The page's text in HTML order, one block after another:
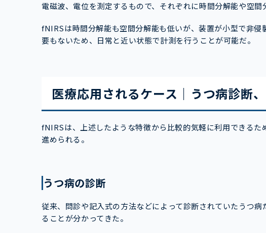
電磁波、電位を測定するもので、それぞれに時間分解能や空間
fNIRSは時間分解能も空間分解能も低いが、装置が小型で非
要もないため、日常と近い状態で計測を行うことが可能だ。
医療応用されるケース｜うつ病診断
fNIRSは、上述したような特徴から比較的気軽に利用できる
進められる。
うつ病の診断
従来、問診や記入式の方法などによって診断されていたうつ
ることが分かってきた。